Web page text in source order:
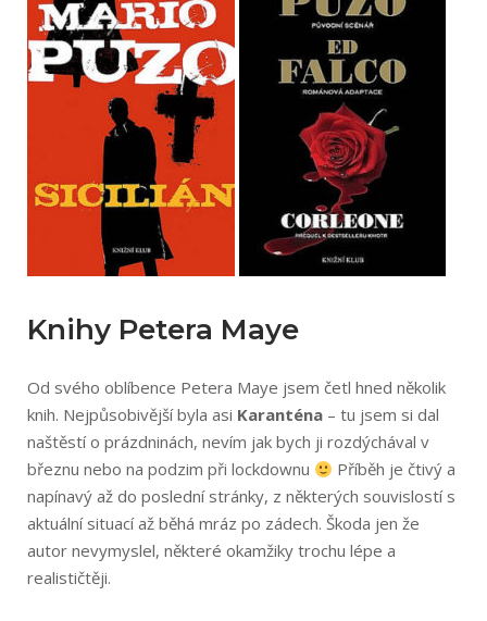
Knihy Petera Maye
Od svého oblíbence Petera Maye jsem četl hned několik
knih. Nejpůsobivější byla asi Karanténa – tu jsem si dal
naštěstí o prázdninách, nevím jak bych ji rozdýchával v
březnu nebo na podzim při lockdownu
Příběh je čtivý a
napínavý až do poslední stránky, z některých souvislostí s
aktuální situací až běhá mráz po zádech. Škoda jen že
autor nevymyslel, některé okamžiky trochu lépe a
realističtěji.